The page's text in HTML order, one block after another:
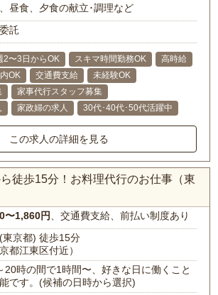
昼食、夕食の献立･調理など
託
2〜3日からOK スキマ時間勤務OK
高時給
OK 交通費支給
未経験OK
家事代行スタッフ募集
家政婦の求人 30代･40代･50代活躍中
この求人の詳細を見る
徒歩15分！お料理代行のお仕事（東
〜1,860円 、交通費支給、前払い制度あり
東京都) 徒歩15分
京都江東区付近）
20時の間で1時間〜、好きな日に働くこと
です。(候補の日時から選択)